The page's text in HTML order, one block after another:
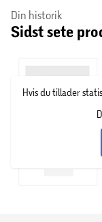
Din historik
Sidst sete
Hvis du tillader